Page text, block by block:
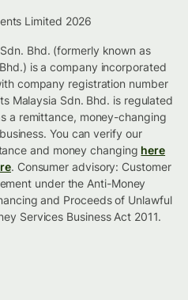
Limited 2026
Bhd. (formerly known as
is a company incorporated
company registration number
Malaysia Sdn. Bhd. is regulated
a remittance, money-changing
You can verify our
and money changing here
. Consumer advisory: Customer
under the Anti-Money
and Proceeds of Unlawful
Services Business Act 2011.